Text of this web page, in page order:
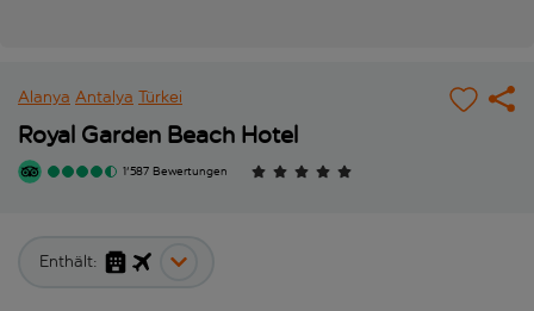
Alanya Antalya Türkei
Royal Garden Beach Hotel
1'587 Bewertungen
Enthält: